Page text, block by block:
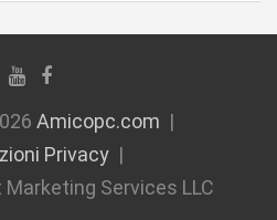
Amicopc.com
Privacy
Services LLC